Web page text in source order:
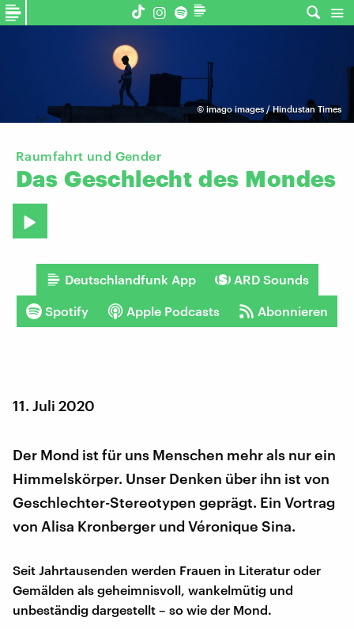
©imago images / Hindustan Times
Raumfahrt und Gender
Das Geschlecht des Mondes
Deutschlandfunk App ARD Sounds
Spotify Apple Podcasts Abonnieren
11. Juli 2020
Der Mond ist für uns Menschen mehr als nur ein
Himmelskörper. Unser Denken über ihn ist von
Geschlechter-Stereotypen geprägt. Ein Vortrag
von Alisa Kronberger und Véronique Sina.
Seit Jahrtausenden werden Frauen in Literatur oder
Gemälden als geheimnisvoll, wankelmütig und
unbeständig dargestellt – so wie der Mond.